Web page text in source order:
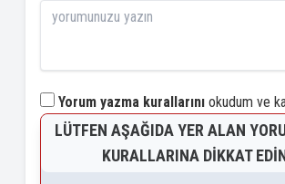
Yorum yazma kurallarını okudum ve
LÜTFEN AŞAĞIDA YER ALAN
KURALLARINA DIKKAT